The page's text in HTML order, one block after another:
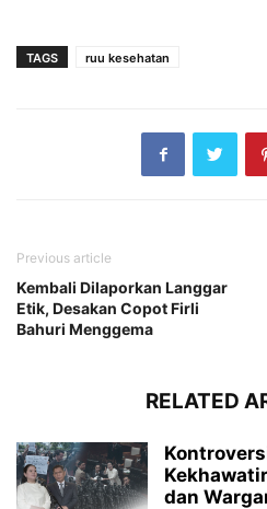
TAGS ruu kesehatan
Previous article
Kembali Dilaporkan Langgar
Etik, Desakan Copot Firli
Bahuri Menggema
RELATED
dan